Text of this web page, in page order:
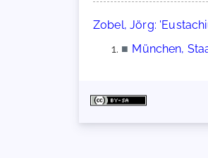
Zobel, Jörg:
■ München,